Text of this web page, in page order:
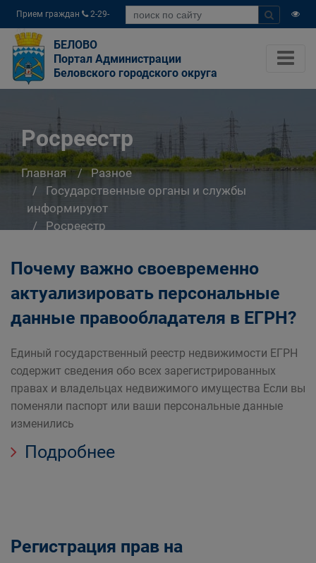
Прием граждан
2-29-
04
БЕЛОВО
Портал Администрации
Беловского городского округа
Росреестр
Главная
Разное
Государственные органы и службы
информируют
Росреестр
Почему важно своевременно
актуализировать персональные
данные правообладателя в ЕГРН?
Единый государственный реестр недвижимости ЕГРН
содержит сведения обо всех зарегистрированных
правах и владельцах недвижимого имущества Если вы
поменяли паспорт или ваши персональные данные
изменились
Подробнее
Регистрация прав на